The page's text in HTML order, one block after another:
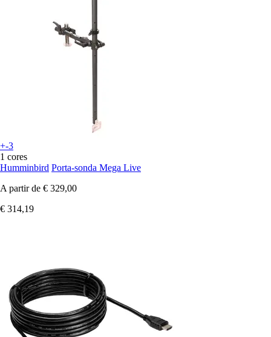
+-3
1 cores
Humminbird Porta-sonda Mega Live
A partir de € 329,00
€ 314,19